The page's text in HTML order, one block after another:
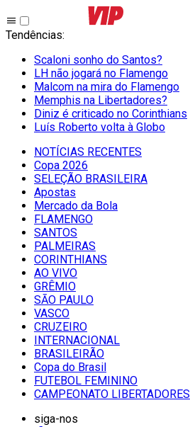
Tendências:
Scaloni sonho do Santos?
LH não jogará no Flamengo
Malcom na mira do Flamengo
Memphis na Libertadores?
Diniz é criticado no Corinthians
Luís Roberto volta à Globo
NOTÍCIAS RECENTES
Copa 2026
SELEÇÃO BRASILEIRA
Apostas
Mercado da Bola
FLAMENGO
SANTOS
PALMEIRAS
CORINTHIANS
AO VIVO
GRÊMIO
SĀO PAULO
VASCO
CRUZEIRO
INTERNACIONAL
BRASILEIRÃO
Copa do Brasil
FUTEBOL FEMININO
CAMPEONATO LIBERTADORES
siga-nos